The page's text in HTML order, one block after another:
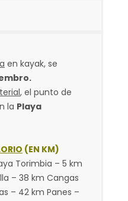
en kayak, se
, el punto de
la Playa
(EN KM)
Torimbia – 5 km
– 38 km Cangas
– 42 km Panes –